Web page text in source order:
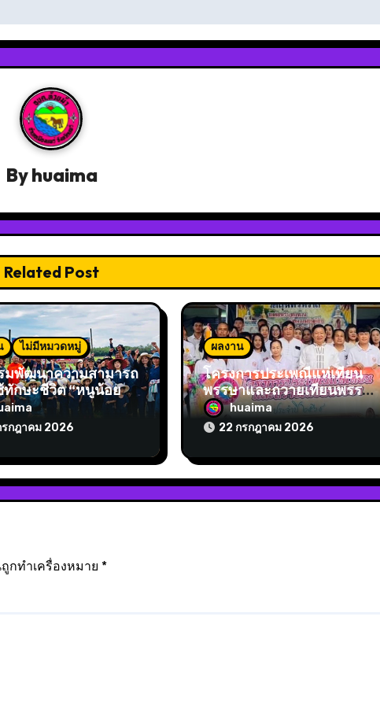
Byhuaima
Related Post
ไม่มีหมวดหมู่
มพัฒนาความสามารถ
ทักษะชีวิต “หนูน้อย
วิถีชีวิตชาวนา”
กฎาคม 2026
ผลงาน
โครงการประเพณีแห่เทียน
พรรษาและถวายเทียนพรรษา
ประจำปี 2569
huaima
22 กรกฎาคม 2026
กทำเครื่องหมาย *